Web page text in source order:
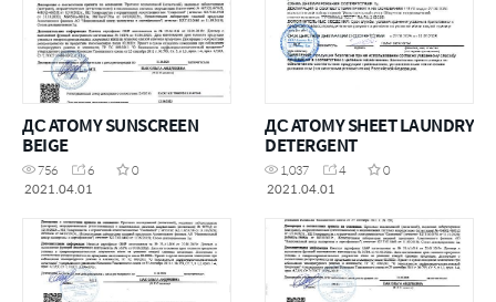
ДС ATOMY SUNSCREEN
BEIGE
756 6
0
2021.04.01
ДС ATOMY SHEET LAUNDRY
DETERGENT
1,037 4
0
2021.04.01